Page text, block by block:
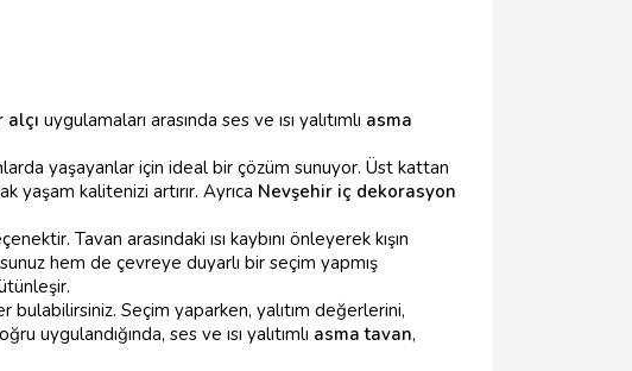
alçı uygulamaları arasında ses ve ısı yalıtımlı asma
yaşayanlar için ideal bir çözüm sunuyor. Üst kattan
kalitenizi artırır. Ayrıca Nevşehir iç dekorasyon
Tavan arasındaki ısı kaybını önleyerek kışın
hem de çevreye duyarlı bir seçim yapmış
bulabilirsiniz. Seçim yaparken, yalıtım değerlerini,
uygulandığında, ses ve ısı yalıtımlı asma tavan,